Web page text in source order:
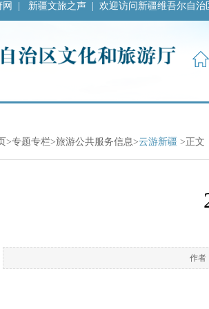
新疆文旅之声 欢迎访问新疆维吾尔自
>专题专栏>旅游公共服务信息>云游新疆 >正文
作者